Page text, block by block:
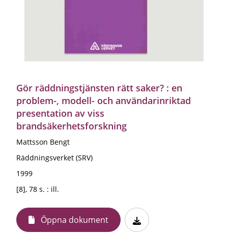
Gör räddningstjänsten rätt saker? : en
problem-, modell- och användarinriktad
presentation av viss
brandsäkerhetsforskning
Mattsson Bengt
Räddningsverket (SRV)
1999
[8], 78 s. : ill.
Öppna dokument